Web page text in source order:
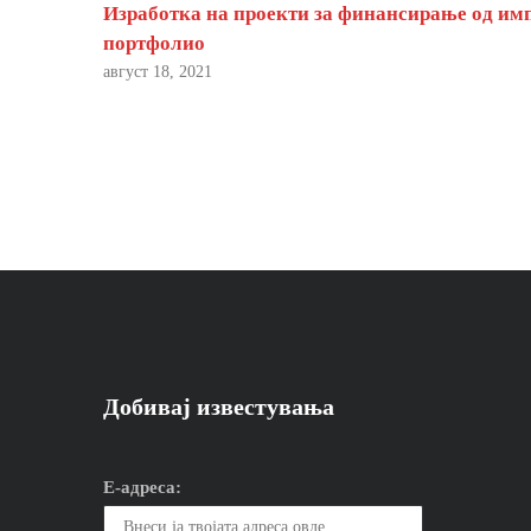
Изработка на проекти за финансирање од
портфолио
август 18, 2021
Добивај известувања
Е-адреса: